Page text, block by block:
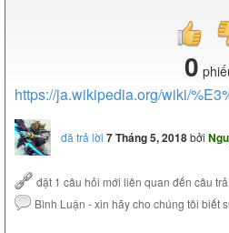
0
https://ja.wikipedia.org/wiki/
đã trả lời 7 Tháng 5, 2018bởi